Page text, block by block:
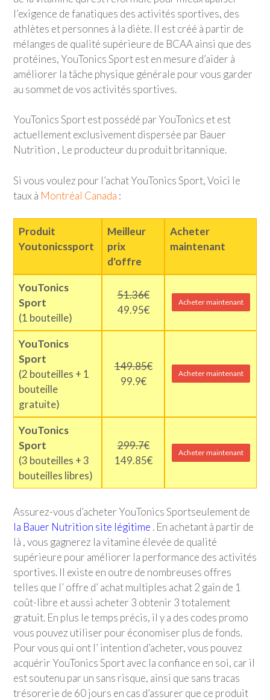
l’exigence de fanatiques des activités sportives, des
athlètes et personnes à la diète. Il est créé à partir de
mélanges de qualité supérieure de BCAA ainsi que des
protéines, YouTonics Sportest en mesure d’aider à
améliorer la tâche physique générale pour vous garder
au sommet de vos activités sportives.
YouTonics Sportest possédé par YouTonics et est
actuellement exclusivement dispersée par Bauer
Nutrition , Le producteur du produit britannique.
Si vous voulez pour l’achatYouTonics Sport, Voici le
taux à Montréal Canada :
Produit
Youtonicssport
Meilleur
prix
d'offre
Acheter
maintenant
YouTonics
Sport
(1 bouteille)
51.36€
49.95€
Acheter maintenant
YouTonics
Sport
(2 bouteilles + 1
bouteille
gratuite)
149.85€
99.9€
Acheter maintenant
YouTonics
Sport
(3 bouteilles + 3
bouteilles libres)
299.7€
149.85€
Acheter maintenant
Assurez-vous d’acheter YouTonics Sportseulement de
la Bauer Nutrition site légitime . En achetant à partir de
là , vous gagnerez la vitamine élevée de qualité
supérieure pour améliorer la performance des activités
sportives. Il existe en outre de nombreuses offres
telles que l’ offre d’ achat multiples achat 2 gain de 1
coût-libre et aussi acheter 3 obtenir 3 totalement
gratuit. En plus le temps précis, il y a des codes promo
vous pouvez utiliser pour économiser plus de fonds.
Pour vous qui ont l’ intention d’acheter, vous pouvez
acquérir YouTonics Sportavec la confiance en soi, car il
est soutenu par un sans risque, ainsi que sans tracas
trésorerie de 60 jours en cas d’assurer que ce produit